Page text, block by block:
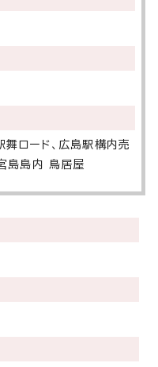
舞ロード、広島駅構内売
島島内 鳥居屋